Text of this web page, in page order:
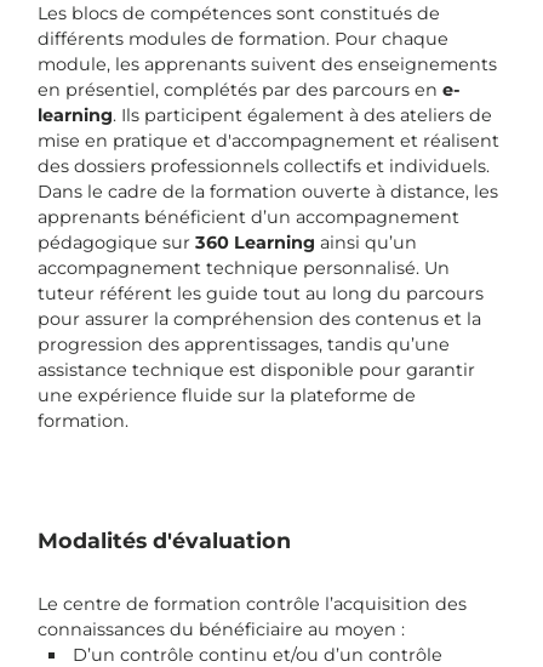
Les blocs de compétences sont constitués de
différents modules de formation. Pour chaque
module, les apprenants suivent des enseignements
en présentiel, complétés par des parcours en e-
learning. Ils participent également à des ateliers de
mise en pratique et d'accompagnement et réalisent
des dossiers professionnels collectifs et individuels.
Dans le cadre de la formation ouverte à distance, les
apprenants bénéficient d’un accompagnement
pédagogique sur 360 Learning ainsi qu’un
accompagnement technique personnalisé. Un
tuteur référent les guide tout au long du parcours
pour assurer la compréhension des contenus et la
progression des apprentissages, tandis qu’une
assistance technique est disponible pour garantir
une expérience fluide sur la plateforme de
formation.
Modalités d'évaluation
Le centre de formation contrôle l’acquisition des
connaissances du bénéficiaire au moyen :
D’un contrôle continu et/ou d’un contrôle